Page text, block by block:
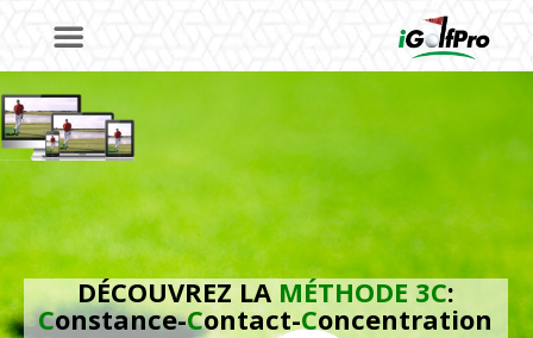
DÉCOUVREZ LAMÉTHODE 3C:
Constance-Contact-Concentration